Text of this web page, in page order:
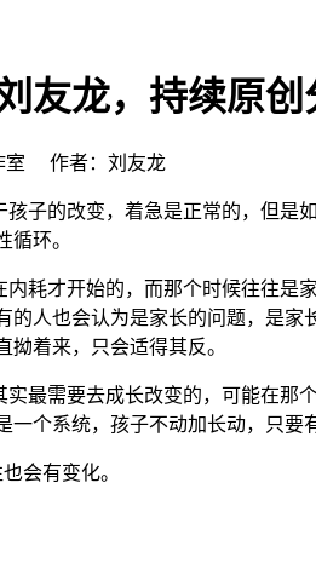
友龙，持续原
室 作者：刘友龙
子的改变，着急是正常的，但是
循环。
才开始的，而那个时候往往是
人也会认为是家长的问题，是
着来，只会适得其反。
需要去成长改变的，可能在那
个系统，孩子不动加长动，只要
会有变化。